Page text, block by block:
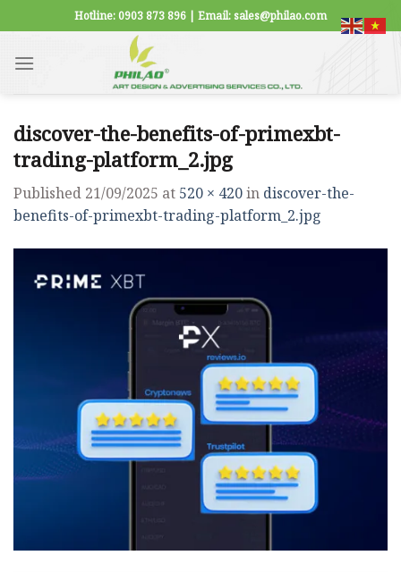
to
content
Hotline: 0903 873 896 | Email: sales@philao.com
discover-the-benefits-of-primexbt-
trading-platform_2.jpg
Published 21/09/2025 at 520 × 420in discover-the-
benefits-of-primexbt-trading-platform_2.jpg